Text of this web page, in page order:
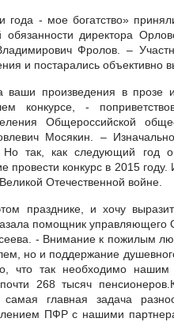
года - мое богатство»
директора
Фролов. –
и постарались объективно
ваши произведения в прозе
конкурсе, -
Общероссийской
Мосякин. –
так, как следующий год
провести конкурс в 2015 году.
Отечественной войне.
празднике, и хочу
помощник
- Внимание к пожилым
но и поддержание
что так необходимо
268 тысяч пенсионеров.
главная задача
ПФР с нашими